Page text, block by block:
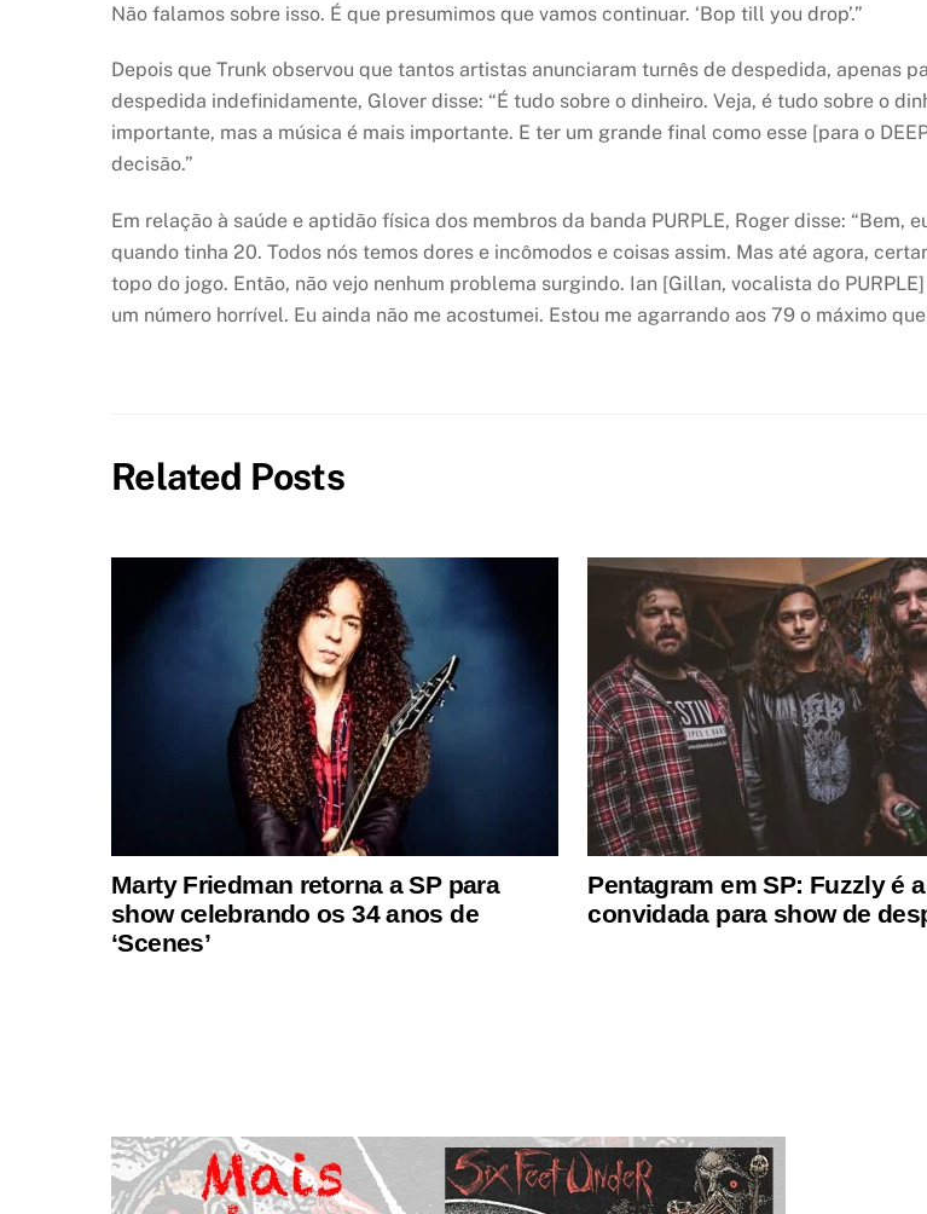
Não falamos sobre isso. É que presumimos que vamos continuar. ‘Bop till you drop’.”
Depois que Trunk observou que tantos artistas anunciaram turnês de despedida, apenas
despedida indefinidamente, Glover disse: “É tudo sobre o dinheiro. Veja, é tudo sobre o
importante, mas a música é mais importante. E ter um grande final como esse [para o
decisão.”
Em relação à saúde e aptidão física dos membros da banda PURPLE, Roger disse:
quando tinha 20. Todos nós temos dores e incômodos e coisas assim. Mas até agora,
topo do jogo. Então, não vejo nenhum problema surgindo. Ian [Gillan, vocalista do
um número horrível. Eu ainda não me acostumei. Estou me agarrando aos 79 o máximo que
Related Posts
Marty Friedman retorna a SP para
show celebrando os 34 anos de
‘Scenes’
Pentagram em SP: Fuzzly é
convidada para show de